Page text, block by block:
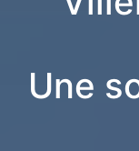
Une